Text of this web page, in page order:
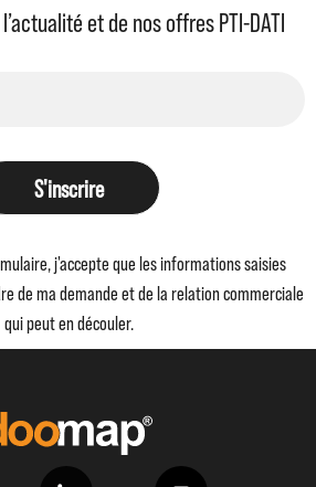
et de nos offres PTI-DATI
j'accepte que les informations saisies
de ma demande et de la relation commerciale
qui peut en découler.
S'inscrire